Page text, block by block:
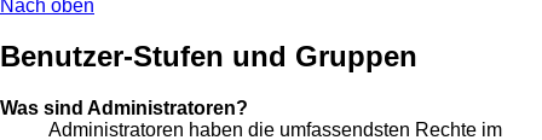
Nach oben
Benutzer-Stufen und Gruppen
Was sind Administratoren?
Administratoren haben die umfassendsten Rechte im